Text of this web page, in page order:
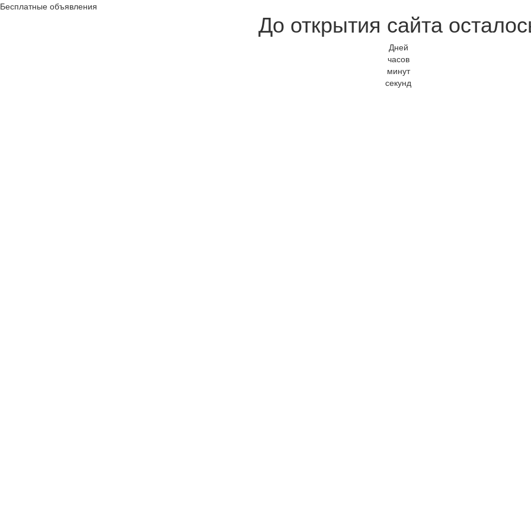
Бесплатные объявления
До открытия сайта
Дней
часов
минут
секунд